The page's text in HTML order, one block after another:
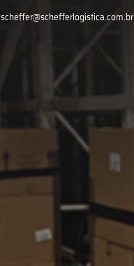
scheffer@schefferlogistica.com.br